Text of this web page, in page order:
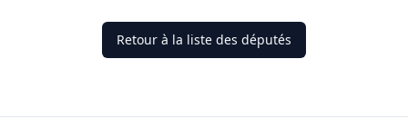
Retour à la liste des députés